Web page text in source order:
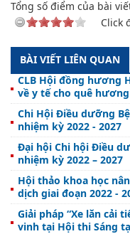
Tổng số điểm của bài
Click
BÀI VIẾT LIÊN QUAN
CLB Hội đồng hương
về y tế cho quê hương
Chi Hội Điều dưỡng
nhiệm kỳ 2022 - 2027
Đại hội Chi hội Điều
nhiệm kỳ 2022 – 2027
Hội thảo khoa học
dịch giai đoạn 2022 -
Giải pháp “Xe lăn cải
vinh tại Hội thi Sáng